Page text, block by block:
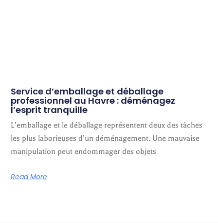
Service d’emballage et déballage
professionnel au Havre : déménagez
l’esprit tranquille
L’emballage et le déballage représentent deux des tâches
les plus laborieuses d’un déménagement. Une mauvaise
manipulation peut endommager des objets
Read More